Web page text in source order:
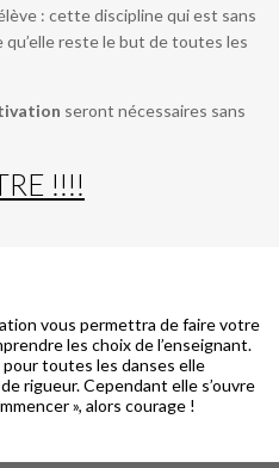
: cette discipline qui est sans
reste le but de toutes les
seront nécessaires sans
!!!!
vous permettra de faire votre
les choix de l’enseignant.
pour toutes les danses elle
rigueur. Cependant elle s’ouvre
», alors courage !